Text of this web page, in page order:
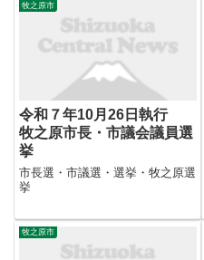
牧之原市
令和７年10月26日執行
牧之原市長・市議会議員選
挙
市長選・市議選・選挙・牧之原選
挙
牧之原市